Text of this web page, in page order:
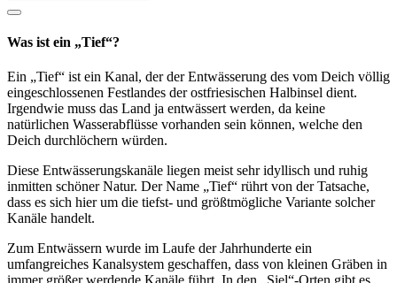
Was ist ein „Tief“?
Ein „Tief“ ist ein Kanal, der der Entwässerung des vom Deich völlig
eingeschlossenen Festlandes der ostfriesischen Halbinsel dient.
Irgendwie muss das Land ja entwässert werden, da keine
natürlichen Wasserabflüsse vorhanden sein können, welche den
Deich durchlöchern würden.
Diese Entwässerungskanäle liegen meist sehr idyllisch und ruhig
inmitten schöner Natur. Der Name „Tief“ rührt von der Tatsache,
dass es sich hier um die tiefst- und größtmögliche Variante solcher
Kanäle handelt.
Zum Entwässern wurde im Laufe der Jahrhunderte ein
umfangreiches Kanalsystem geschaffen, dass von kleinen Gräben in